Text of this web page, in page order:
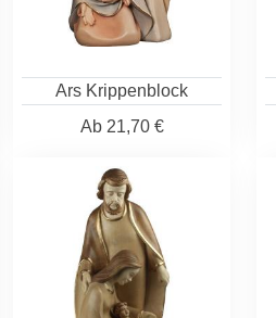
Ars Krippenblock
Ab21,70 €